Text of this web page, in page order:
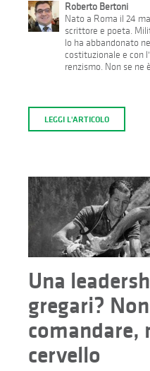
Roberto Bertoni
Nato a Roma il 24
scrittore e poeta.
lo ha abbandonato
costituzionale e con
renzismo. Non se ne
LEGGI L'ARTICOLO
Una
gregari?
comandare,
cervello